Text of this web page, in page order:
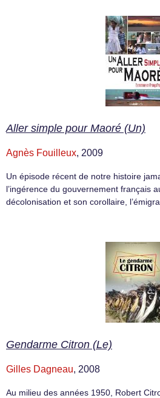
Aller simple pour Maoré (Un)
Agnès Fouilleux, 2009
Un épisode récent de notre histoire
l’ingérence du gouvernement français
décolonisation et son corollaire,
Gendarme Citron (Le)
Gilles Dagneau, 2008
Au milieu des années 1950, Robert